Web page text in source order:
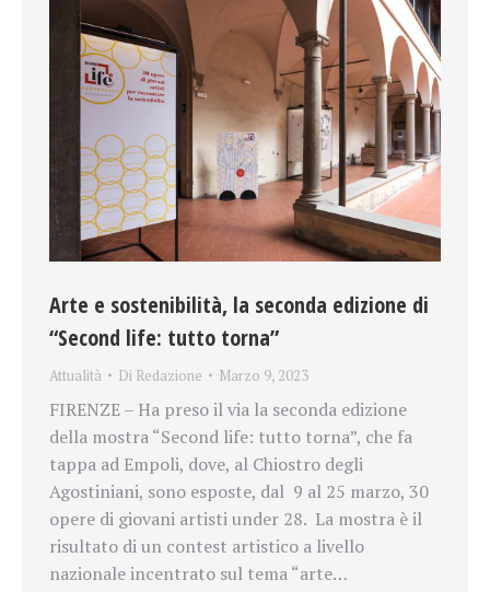
Arte e sostenibilità, la seconda edizione di
“Second life: tutto torna”
Attualità Di Redazione Marzo 9, 2023
FIRENZE – Ha preso il via la seconda edizione
della mostra “Second life: tutto torna”, che fa
tappa ad Empoli, dove, al Chiostro degli
Agostiniani, sono esposte, dal 9 al 25 marzo, 30
opere di giovani artisti under 28. La mostra è il
risultato di un contest artistico a livello
nazionale incentrato sul tema “arte…